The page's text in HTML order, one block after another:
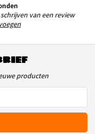
van een review
producten